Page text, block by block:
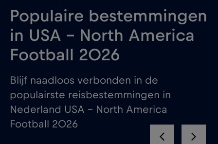
Populaire bestemmingen
in USA - North America
Football 2026
Blijf naadloos verbonden in de
populairste reisbestemmingen in
Nederland USA – North America
Football 2026